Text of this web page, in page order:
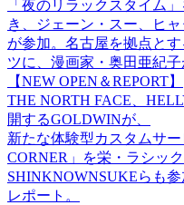
「夜のリラックスタイム
き、ジェーン・スー、ヒ
が参加。名古屋を拠点と
ツに、漫画家・奥田亜紀子
【NEW OPEN＆REPORT】
THE NORTH FACE、
開するGOLDWINが、
新たな体験型カスタムサ
CORNER」を栄・ラシック
SHINKNOWNSUKEらも
レポート。